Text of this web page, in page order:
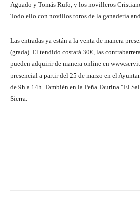
Aguado y Tomás Rufo, y los novilleros
Todo ello con novillos toros de la ganadería
Las entradas ya están a la venta de manera
(grada). El tendido costará 30€, las
pueden adquirir de manera online en
presencial a partir del 25 de marzo en el
de 9h a 14h. También en la Peña Taurina “El
Sierra.